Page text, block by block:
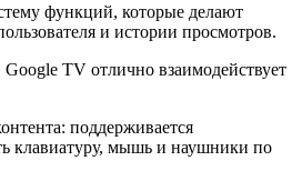
функций, которые делают
и истории просмотров.
TV отлично взаимодействует
поддерживается
клавиатуру, мышь и наушники по